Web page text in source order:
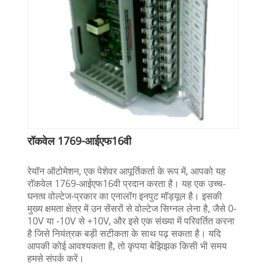
रॉकवेल 1769-आईएफ16वी
रेयॉन ऑटोमेशन, एक पेशेवर आपूर्तिकर्ता के रूप में, आपको यह
रॉकवेल 1769-आईएफ16वी प्रदान करता है। यह एक उच्च-
घनत्व वोल्टेज-प्रकार का एनालॉग इनपुट मॉड्यूल है। इसकी
मुख्य क्षमता क्षेत्र में उन सेंसरों से वोल्टेज सिग्नल लेना है, जैसे 0-
10V या -10V से +10V, और इसे एक संख्या में परिवर्तित करना
है जिसे नियंत्रक बड़ी सटीकता के साथ पढ़ सकता है। यदि
आपकी कोई आवश्यकता है, तो कृपया बेझिझक किसी भी समय
हमसे संपर्क करें।